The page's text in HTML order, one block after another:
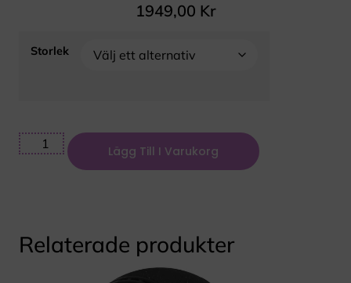
1949,00 Kr
Storlek
Lägg Till I Varukorg
Relaterade produkter